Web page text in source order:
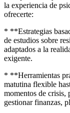
la experiencia de
ofrecerte:
* **Estrategias
de estudios sobre
adaptados a la
exigente.
* **Herramientas
matutina flexible
momentos de crisis,
gestionar finanzas,